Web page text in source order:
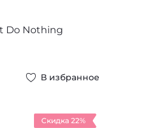
Do Nothing
В избранное
Скидка 22%